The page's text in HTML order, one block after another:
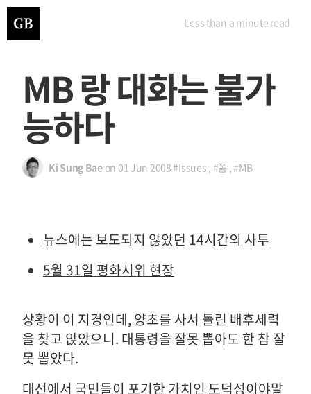
MB 랑 대화는 불가
능하다
Ki Sung Baeon 01 Jun 2008#Issues , #쫌 ,#MB
Less than a minute read
뉴스에는 보도되지 않았던 14시간의 사투
5월 31일 평화시위 현장
상황이 이 지경인데, 양초를 사서 돌린 배후세력
을 찾고 앉았으니. 대통령을 잘못 뽑아도 한 참 잘
못 뽑았다.
대선에서 국민들이 포기한 가치인 도덕성이야말